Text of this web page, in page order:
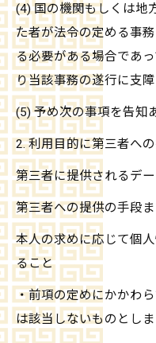
(4) 国の機関もしくは地
た者が法令の定める事
る必要がある場合であ
り当該事務の遂行に支
(5) 予め次の事項を告知
2. 利用目的に第三者へ
第三者に提供されるデ
第三者への提供の手段
本人の求めに応じて個
ること
・前項の定めにかかわ
は該当しないものとしま